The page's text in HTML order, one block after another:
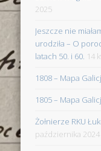
2025
Jeszcze nie
urodziła – O
latach 50. i 60. 14
1808 – Mapa
1805 – Mapa
Żołnierze RKU
października 2024